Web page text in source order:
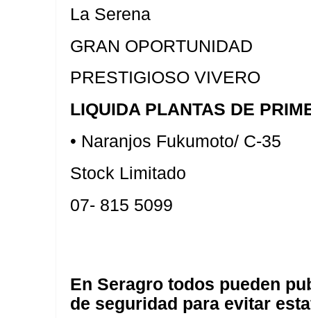
La Serena
GRAN OPORTUNIDAD
PRESTIGIOSO VIVERO
LIQUIDA PLANTAS DE
• Naranjos Fukumoto/ C-35
Stock Limitado
07- 815 5099
En Seragro todos pueden
de seguridad para evitar